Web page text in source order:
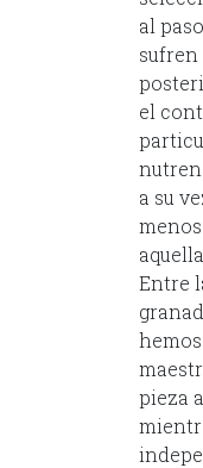
al
sufren
el
nutren
a su
Entre
pieza